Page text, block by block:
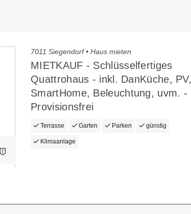
7011 Siegendorf • Haus mieten
MIETKAUF - Schlüsselfertiges
Quattrohaus - inkl. DanKüche, PV,
SmartHome, Beleuchtung, uvm. -
Provisionsfrei
Terrasse Garten Parken günstig
Klimaanlage